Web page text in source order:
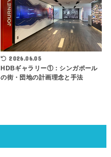
2026.06.05
HDBギャラリー①：シンガポール
の街・団地の計画理念と手法